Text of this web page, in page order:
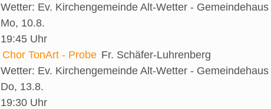
Wetter: Ev. Kirchengemeinde Alt-Wetter - Gemeindehaus
Mo, 10.8.
19:45 Uhr
Chor TonArt - Probe Fr. Schäfer-Luhrenberg
Wetter: Ev. Kirchengemeinde Alt-Wetter - Gemeindehaus
Do, 13.8.
19:30 Uhr